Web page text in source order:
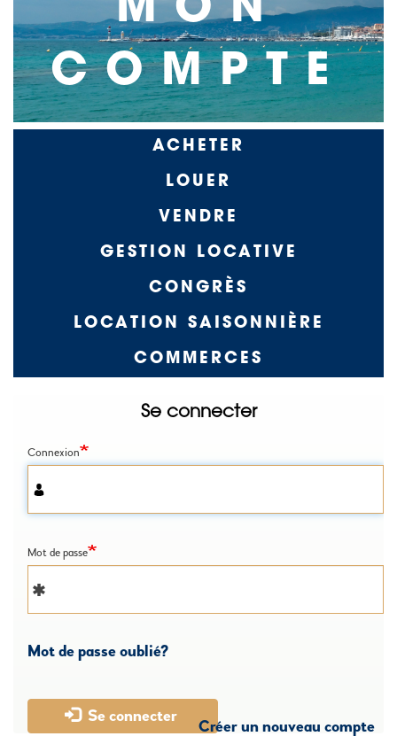
MON
COMPTE
Navigation ACHETER
LOUER
VENDRE
GESTION LOCATIVE
CONGRÈS
LOCATION SAISONNIÈRE
COMMERCES
Se connecter
Connexion
Mot de passe
Mot de passe oublié?
Se connecter
Créer un nouveau compte